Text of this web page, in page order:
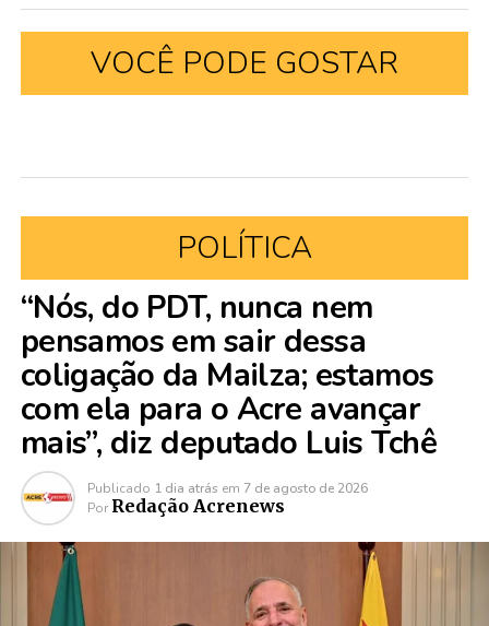
VOCÊ PODE GOSTAR
POLÍTICA
“Nós, do PDT, nunca nem
pensamos em sair dessa
coligação da Mailza; estamos
com ela para o Acre avançar
mais”, diz deputado Luis Tchê
Publicado 1 dia atrás em 7 de agosto de 2026
Por Redação Acrenews